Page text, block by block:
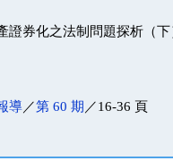
證券化之法制問題探析（下
導／第 60 期 ／16-36 頁